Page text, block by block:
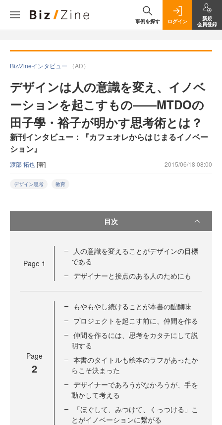
事例を探す ログイン
新規
会員登録
Biz/Zineインタビュー （AD）
デザインは人の意識を変え、イノベ
ーションを起こすもの――MTDOの
田子學・裕子が明かす思考術とは？
新刊インタビュー：『カフェオレからはじまるイノベー
ション』
渡部 拓也[著] 2015/06/18 08:00
デザイン思考 教育
目次
Page 1
人の意識を変えることがデザインの目標
である
デザイナーと接点のある人のためにも
Page
2
もやもやし続けることが本書の醍醐味
プロジェクトを起こす前に、仲間を作る
仲間を作るには、思考をカタチにして説
明する
本書のタイトルも絵本のラフがあったか
らこそ決まった
デザイナーであろうがなかろうが、手を
動かして考える
「ほぐして、みつけて、くっつける」こ
とがイノベーションに繋がる